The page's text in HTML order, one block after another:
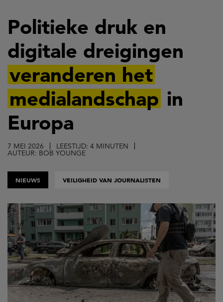
en
naar
de
inhoud
gaan
Politieke druk en
digitale dreigingen
veranderen het
medialandschap in
Europa
7 MEI 2026 LEESTIJD: 4 MINUTEN
AUTEUR: BOB YOUNGE
NIEUWS VEILIGHEID VAN JOURNALISTEN